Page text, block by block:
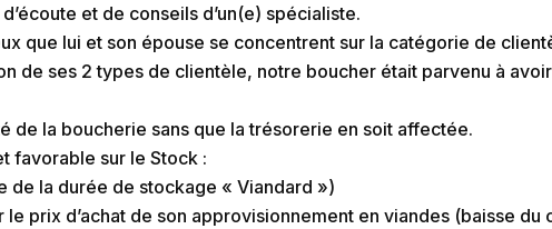
et de conseils d’un(e) spécialiste.
que lui et son épouse se concentrent sur la catégorie de
de ses 2 types de clientèle, notre boucher était parvenu à
de la boucherie sans que la trésorerie en soit affectée.
favorable sur le Stock :
de la durée de stockage « Viandard »)
le prix d’achat de son approvisionnement en viandes (baisse du